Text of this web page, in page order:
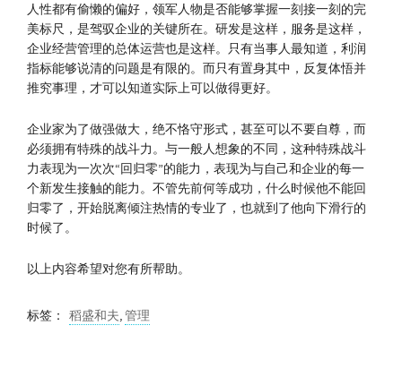
人性都有偷懒的偏好，领军人物是否能够掌握一刻接一刻的完
美标尺，是驾驭企业的关键所在。研发是这样，服务是这样，
企业经营管理的总体运营也是这样。只有当事人最知道，利润
指标能够说清的问题是有限的。而只有置身其中，反复体悟并
推究事理，才可以知道实际上可以做得更好。
企业家为了做强做大，绝不恪守形式，甚至可以不要自尊，而
必须拥有特殊的战斗力。与一般人想象的不同，这种特殊战斗
力表现为一次次“回归零”的能力，表现为与自己和企业的每一
个新发生接触的能力。不管先前何等成功，什么时候他不能回
归零了，开始脱离倾注热情的专业了，也就到了他向下滑行的
时候了。
以上内容希望对您有所帮助。
标签： 稻盛和夫,管理